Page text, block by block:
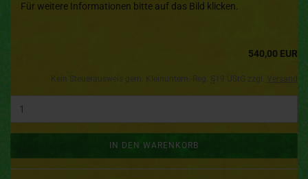
Für weitere Informationen bitte auf das Bild klicken.
540,00 EUR
IN DEN WARENKORB